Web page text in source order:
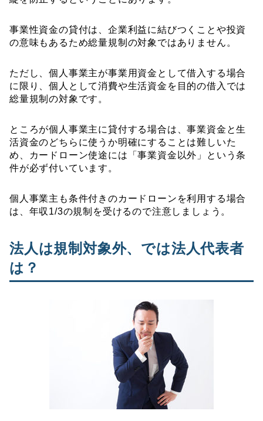
事業性資金の貸付は、企業利益に結びつくことや投資
の意味もあるため総量規制の対象ではありません。
ただし、個人事業主が事業用資金として借入する場合
に限り、個人として消費や生活資金を目的の借入では
総量規制の対象です。
ところが個人事業主に貸付する場合は、事業資金と生
活資金のどちらに使うか明確にすることは難しいた
め、カードローン使途には「事業資金以外」という条
件が必ず付いています。
個人事業主も条件付きのカードローンを利用する場合
は、年収 1/3の規制を受けるので注意しましょう。
法人は規制対象外、では法人代表者
は？